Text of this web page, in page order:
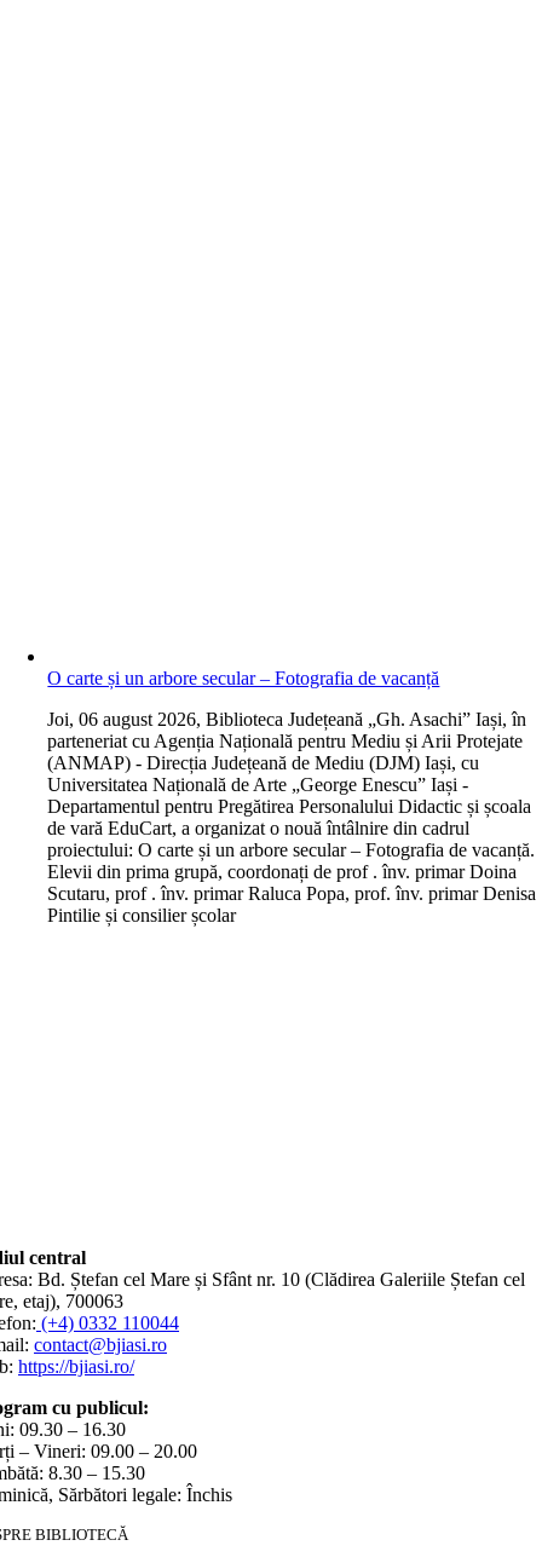
O carte și un arbore secular – Fotografia de vacanță
Joi, 06 august 2026, Biblioteca Județeană „Gh. Asachi” Iași, în
parteneriat cu Agenția Națională pentru Mediu și Arii Protejate
(ANMAP) - Direcția Județeană de Mediu (DJM) Iași, cu
Universitatea Națională de Arte „George Enescu” Iași -
Departamentul pentru Pregătirea Personalului Didactic și școala
de vară EduCart, a organizat o nouă întâlnire din cadrul
proiectului: O carte și un arbore secular – Fotografia de vacanță.
Elevii din prima grupă, coordonați de prof . înv. primar Doina
Scutaru, prof . înv. primar Raluca Popa, prof. înv. primar Denisa
Pintilie și consilier școlar
central
Bd. Ștefan cel Mare și Sfânt nr. 10 (Clădirea Galeriile Ștefan cel
etaj), 700063
(+4) 0332 110044
contact@bjiasi.ro
https://bjiasi.ro/
cu publicul:
09.30 – 16.30
– Vineri: 09.00 – 20.00
8.30 – 15.30
Sărbători legale: Închis
BIBLIOTECĂ